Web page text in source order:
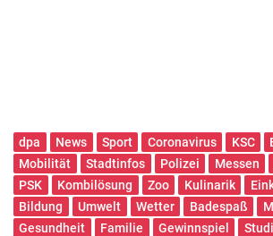
dpa News Sport Coronavirus KSC
Mobilität
Stadtinfos Polizei Messen
PSK
Kombilösung Zoo Kulinarik
Bildung
Umwelt Wetter Badespaß
Gesundheit
Familie Gewinnspiel